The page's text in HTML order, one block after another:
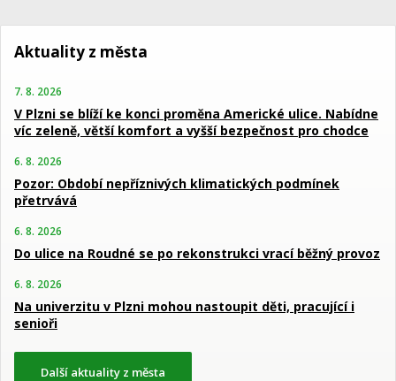
Aktuality z města
7. 8. 2026
V Plzni se blíží ke konci proměna Americké ulice. Nabídne
víc zeleně, větší komfort a vyšší bezpečnost pro chodce
6. 8. 2026
Pozor: Období nepříznivých klimatických podmínek
přetrvává
6. 8. 2026
Do ulice na Roudné se po rekonstrukci vrací běžný provoz
6. 8. 2026
Na univerzitu v Plzni mohou nastoupit děti, pracující i
senioři
Další aktuality z města